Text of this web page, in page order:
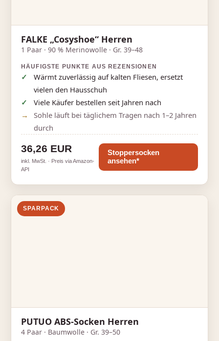
FALKE „Cosyshoe“ Herren
1 Paar · 90 % Merinowolle · Gr. 39–48
HÄUFIGSTE PUNKTE AUS REZENSIONEN
Wärmt zuverlässig auf kalten Fliesen, ersetzt
vielen den Hausschuh
Viele Käufer bestellen seit Jahren nach
Sohle läuft bei täglichem Tragen nach 1–2 Jahren
durch
36,26 EUR
inkl. MwSt. · Preis via Amazon-
API
Stoppersocken
ansehen*
SPARPACK
PUTUO ABS‑Socken Herren
4 Paar · Baumwolle · Gr. 39–50